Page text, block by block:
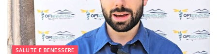
SALUTE E BENESSERE